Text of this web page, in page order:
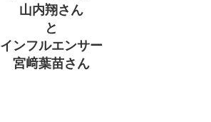
山内翔さん
と
インフルエンサー
宮﨑葉苗さん